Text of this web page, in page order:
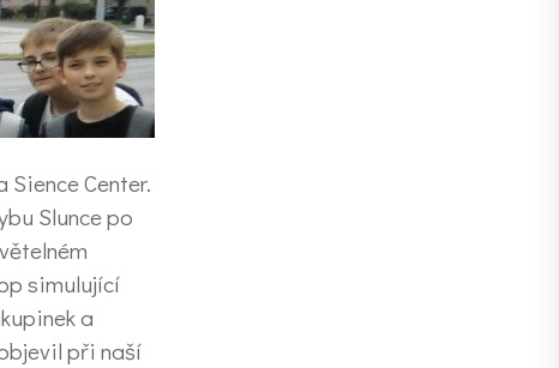
Center.
Slunce po
simulující
a
při naší